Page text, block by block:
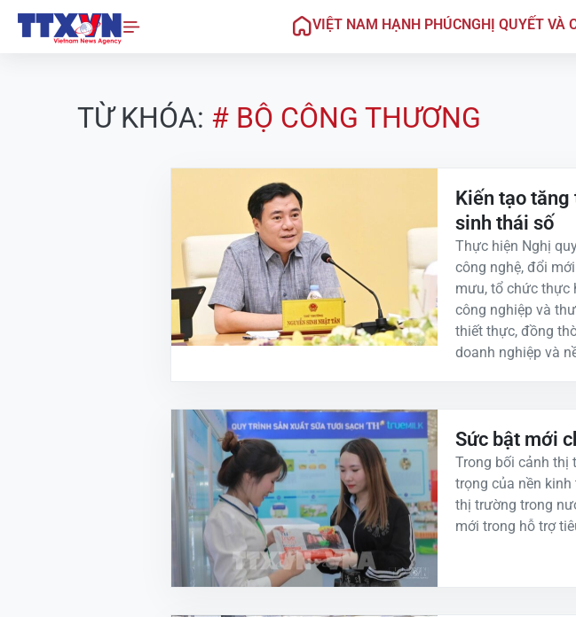
VIỆT NAM HẠNH PHÚCNGHỊ QUYẾT VÀ
TỪ KHÓA: # BỘ CÔNG THƯƠNG
Kiến tạo
sinh thái số
Thực hiện Nghị
công nghệ, đổi
mưu, tổ chức thực
công nghiệp và
thiết thực, đồng
doanh nghiệp và
Sức bật mới
Trong bối cảnh thị
trọng của nền kinh
thị trường trong
mới trong hỗ trợ